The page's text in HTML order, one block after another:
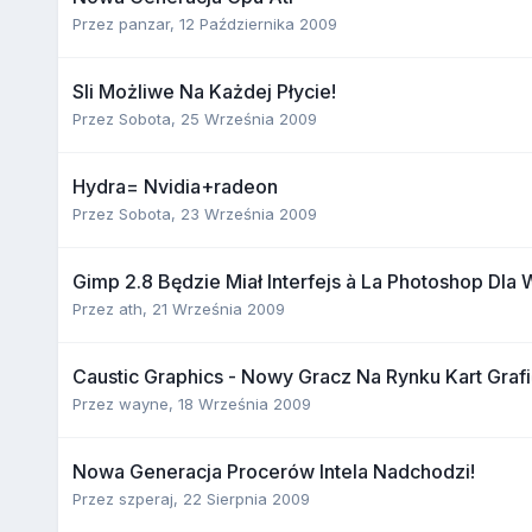
Przez panzar, 12 Października 2009
Sli Możliwe Na Każdej Płycie!
Przez Sobota, 25 Września 2009
Hydra= Nvidia+radeon
Przez Sobota, 23 Września 2009
Gimp 2.8 Będzie Miał Interfejs à La Photoshop Dla
Przez ath, 21 Września 2009
Caustic Graphics - Nowy Gracz Na Rynku Kart
Przez wayne, 18 Września 2009
Nowa Generacja Procerów Intela Nadchodzi!
Przez szperaj, 22 Sierpnia 2009